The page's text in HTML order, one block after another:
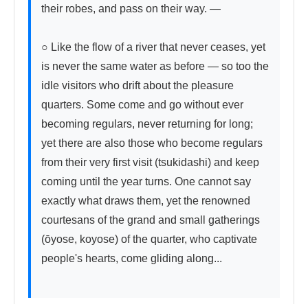
their robes, and pass on their way. —
○ Like the flow of a river that never ceases, yet
is never the same water as before — so too the
idle visitors who drift about the pleasure
quarters. Some come and go without ever
becoming regulars, never returning for long;
yet there are also those who become regulars
from their very first visit (tsukidashi) and keep
coming until the year turns. One cannot say
exactly what draws them, yet the renowned
courtesans of the grand and small gatherings
(ōyose, koyose) of the quarter, who captivate
people's hearts, come gliding along...